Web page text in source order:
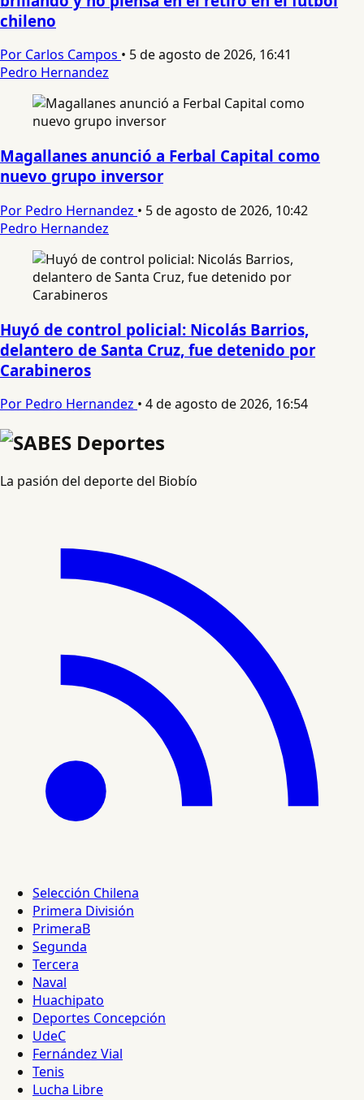
chileno
Por Carlos Campos • 5 de agosto de 2026, 16:41
Pedro Hernandez
Magallanes anunció a Ferbal Capital como
nuevo grupo inversor
Por Pedro Hernandez • 5 de agosto de 2026, 10:42
Pedro Hernandez
Huyó de control policial: Nicolás Barrios,
delantero de Santa Cruz, fue detenido por
Carabineros
Por Pedro Hernandez • 4 de agosto de 2026, 16:54
La pasión del deporte del Biobío
Selección Chilena
Primera División
PrimeraB
Segunda
Tercera
Naval
Huachipato
Deportes Concepción
UdeC
Fernández Vial
Tenis
Lucha Libre